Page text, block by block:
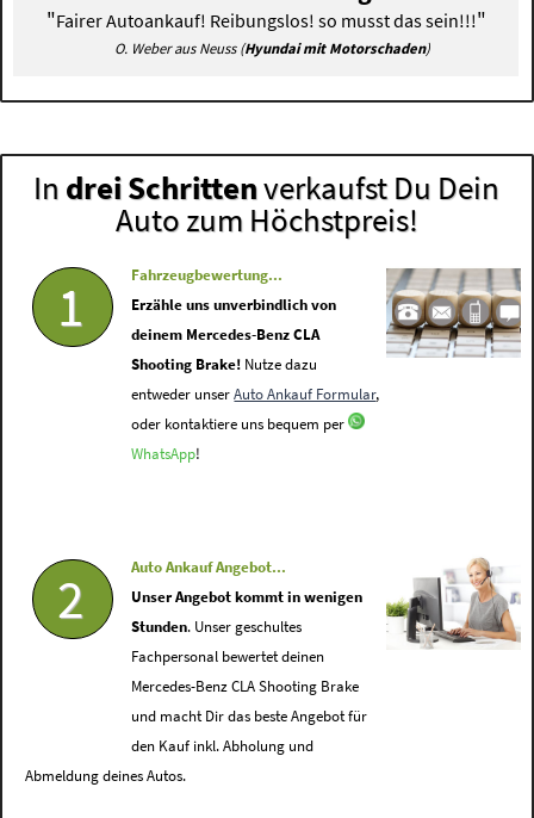
"Fairer Autoankauf! Reibungslos! so musst das sein!!!"
O. Weber aus Neuss (Hyundai mit Motorschaden)
In drei Schrittenverkaufst Du Dein
Auto zum Höchstpreis!
1
Fahrzeugbewertung...
Erzähle uns unverbindlich von
deinem Mercedes-Benz CLA
Shooting Brake! Nutze dazu
entweder unserAuto Ankauf Formular,
oder kontaktiere uns bequem per
WhatsApp!
2
Auto Ankauf Angebot...
Unser Angebot kommt in wenigen
Stunden. Unser geschultes
Fachpersonal bewertet deinen
Mercedes-Benz CLA Shooting Brake
und macht Dir das beste Angebot für
den Kauf inkl. Abholung und
Abmeldung deines Autos.